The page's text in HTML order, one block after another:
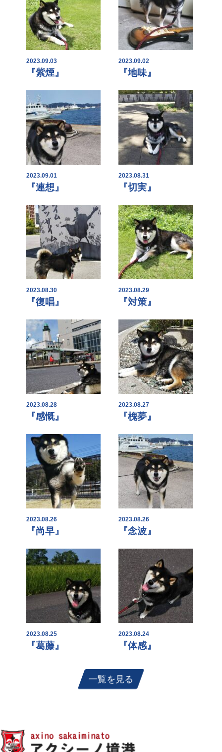
2023.09.03
『紫煙』
2023.09.02
『地味』
2023.09.01
『連想』
2023.08.31
『切実』
2023.08.30
『復唱』
2023.08.29
『対策』
2023.08.28
『感慨』
2023.08.27
『槐夢』
2023.08.26
『尚早』
2023.08.26
『念波』
2023.08.25
『葛藤』
2023.08.24
『体感』
一覧を見る